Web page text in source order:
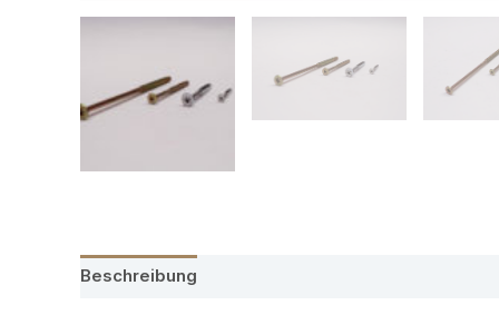
Beschreibung